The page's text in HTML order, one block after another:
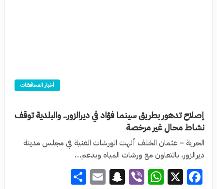
أخبار المحافظات
إصلاح تدهور بطريق سينما فؤاد في ديرالزور.. والبلدية توقف
نشاط محال غير مرخصة
الحرية – عثمان الخلف أنهت الورشات الفنية في مجلس مدينة
ديرالزور، بالتعاون مع ورشات المياه وبدعم…
Facebook
X
WhatsApp
Viber
Snapchat
Email